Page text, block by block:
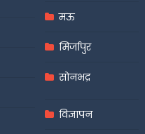
मऊ
मिर्जापुर
सोनभद्र
विज्ञापन